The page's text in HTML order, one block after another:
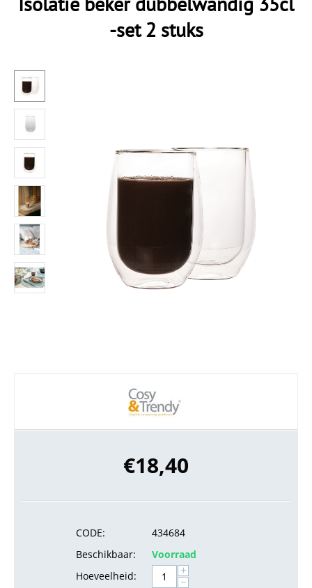
-set 2 stuks
€18,40
CODE:
434684
Beschikbaar:
Voorraad
Hoeveelheid:
+
−